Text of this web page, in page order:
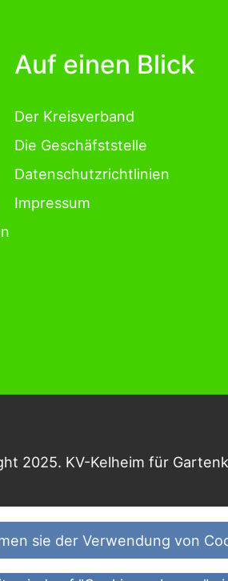
Auf einen Blick
Der Kreisverband
Die Geschäfststelle
Datenschutzrichtlinien
Impressum
2025. KV-Kelheim für
sie der Verwendung von